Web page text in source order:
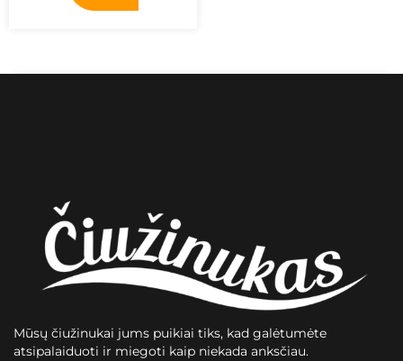
Mūsų čiužinukai jums puikiai tiks, kad galėtumėte
atsipalaiduoti ir miegoti kaip niekada anksčiau.